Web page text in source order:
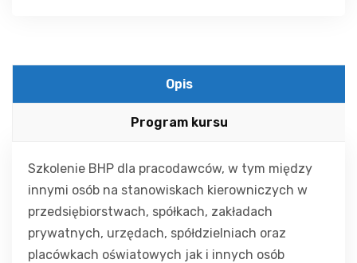
Opis
Program kursu
Szkolenie BHP dla pracodawców, w tym między
innymi osób na stanowiskach kierowniczych w
przedsiębiorstwach, spółkach, zakładach
prywatnych, urzędach, spółdzielniach oraz
placówkach oświatowych jak i innych osób